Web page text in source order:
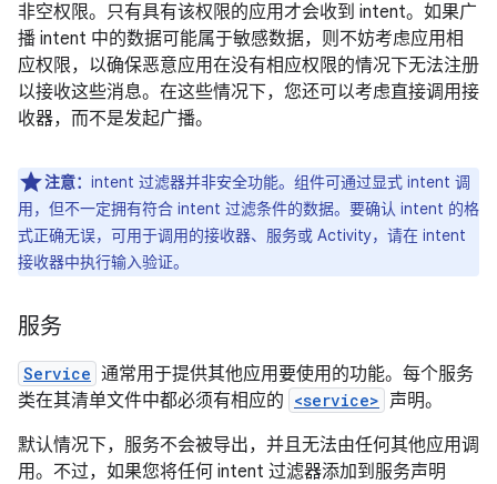
非空权限。只有具有该权限的应用才会收到 intent。如果广
播 intent 中的数据可能属于敏感数据，则不妨考虑应用相
应权限，以确保恶意应用在没有相应权限的情况下无法注册
以接收这些消息。在这些情况下，您还可以考虑直接调用接
收器，而不是发起广播。
注意： intent 过滤器并非安全功能。组件可通过显式 intent 调
用，但不一定拥有符合 intent 过滤条件的数据。要确认 intent 的格
式正确无误，可用于调用的接收器、服务或 Activity，请在 intent
接收器中执行输入验证。
服务
Service 通常用于提供其他应用要使用的功能。每个服务
类在其清单文件中都必须有相应的 <service> 声明。
默认情况下，服务不会被导出，并且无法由任何其他应用调
用。不过，如果您将任何 intent 过滤器添加到服务声明